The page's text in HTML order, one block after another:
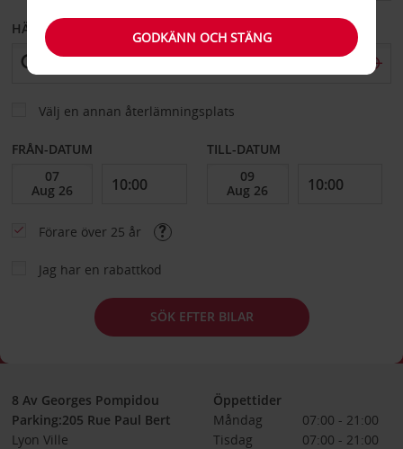
HÄMTA FRÅN
Välj en annan återlämningsplats
FRÅN-DATUM TILL-DATUM
Förare över 25 år
Jag har en rabattkod
SÖK EFTER BILAR
8 Av Georges Pompidou
Parking:205 Rue Paul Bert
Lyon Ville
Öppettider
Måndag
07:00 - 21:00
Tisdag
07:00 - 21:00
GODKÄNN OCH STÄNG